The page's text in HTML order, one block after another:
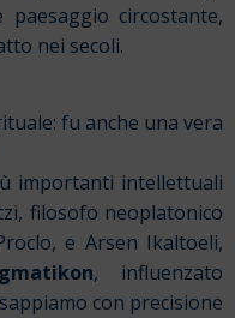
circostante,
nei secoli.
fu anche una vera
importanti intellettuali
filosofo neoplatonico
e Arsen Ikaltoeli,
, influenzato
con precisione